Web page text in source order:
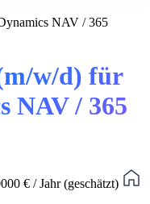
NAV / 365
w/d) für
NAV / 365
€ / Jahr (geschätzt)